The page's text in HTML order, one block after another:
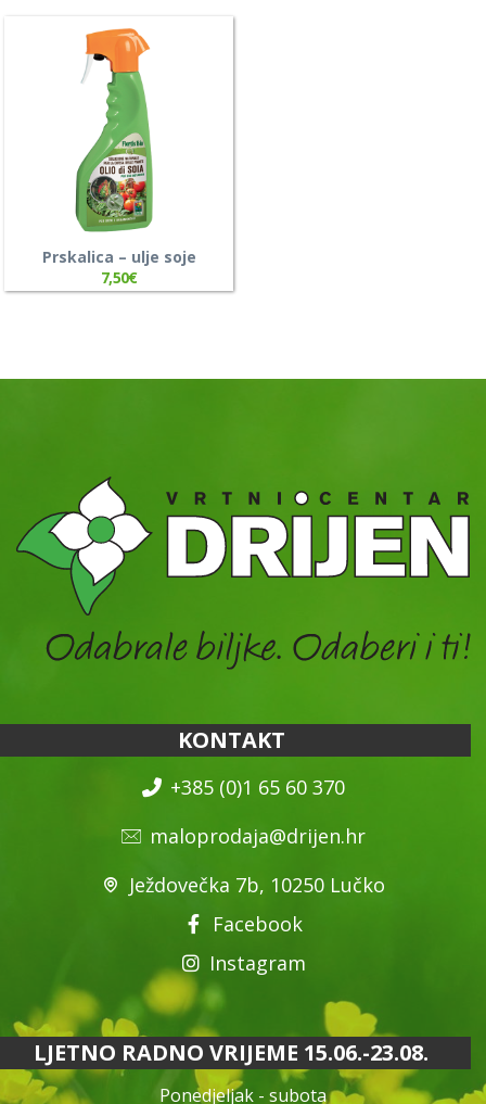
Prskalica – ulje soje
7,50€
KONTAKT
+385 (0)1 65 60 370
maloprodaja@drijen.hr
Ježdovečka 7b, 10250 Lučko
Facebook
Instagram
LJETNO RADNO VRIJEME 15.06.-23.08.
Ponedjeljak - subota